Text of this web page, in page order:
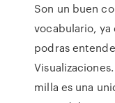
Son un buen
vocabulario, ya
podras
milla es una